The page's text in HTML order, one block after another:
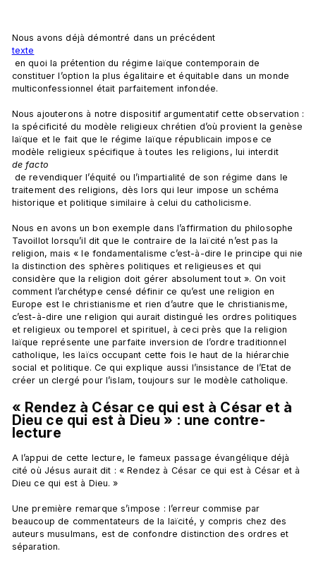
Nous avons déjà démontré dans un précédent
texte
constituer l’option la plus égalitaire et équitable dans un monde
multiconfessionnel était parfaitement infondée.
Nous ajouterons à notre dispositif argumentatif cette observation :
la spécificité du modèle religieux chrétien d’où provient la genèse
laïque et le fait que le régime laïque républicain impose ce
modèle religieux spécifique à toutes les religions, lui interdit
de facto
traitement des religions, dès lors qui leur impose un schéma
historique et politique similaire à celui du catholicisme.
Nous en avons un bon exemple dans l’affirmation du philosophe
Tavoillot lorsqu’il dit que le contraire de la laïcité n’est pas la
religion, mais « le fondamentalisme c’est-à-dire le principe qui nie
la distinction des sphères politiques et religieuses et qui
considère que la religion doit gérer absolument tout ». On voit
comment l’archétype censé définir ce qu’est une religion en
Europe est le christianisme et rien d’autre que le christianisme,
c’est-à-dire une religion qui aurait distingué les ordres politiques
et religieux ou temporel et spirituel, à ceci près que la religion
laïque représente une parfaite inversion de l’ordre traditionnel
catholique, les laïcs occupant cette fois le haut de la hiérarchie
social et politique. Ce qui explique aussi l’insistance de l’Etat de
« Rendez à César ce qui est à César et à
Dieu ce qui est à Dieu » : une contre-
lecture
A l’appui de cette lecture, le fameux passage évangélique déjà
cité où Jésus aurait dit : « Rendez à César ce qui est à César et à
Dieu ce qui est à Dieu. »
Une première remarque s’impose : l’erreur commise par
beaucoup de commentateurs de la laïcité, y compris chez des
auteurs musulmans, est de confondre distinction des ordres et
séparation.